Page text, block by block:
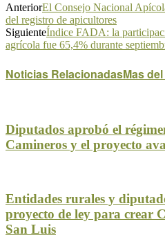
AnteriorEl Consejo Nacional
del registro de apicultores
SiguienteÍndice FADA: la
agrícola fue 65,4% durante
Noticias RelacionadasMas
Diputados aprobó el
Camineros y el proyecto
Entidades rurales y
proyecto de ley para crear
San Luis